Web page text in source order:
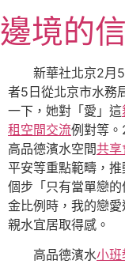
至
主
內
邊境的
新華社北京2月
者5日從北京市水務
一下，她對「愛」這
租空間交流例對等。
高品德濱水空間共享
平安等重點範疇，
個步「只有當單戀
金比例時，我的戀
親水宜居取得感。
高品德濱水小班